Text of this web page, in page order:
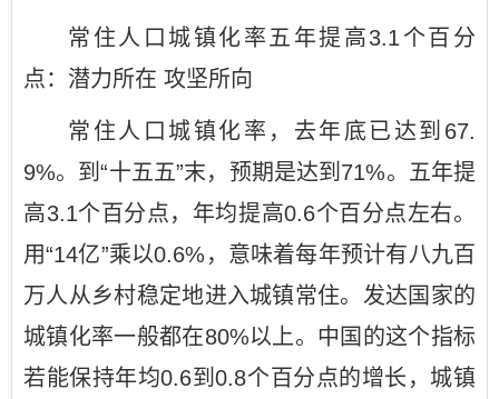
常住人口城镇化率五年提高3.1个百分
点：潜力所在 攻坚所向
常住人口城镇化率，去年底已达到67.
9%。到“十五五”末，预期是达到71%。五年提
高3.1个百分点，年均提高0.6个百分点左右。
用“14亿”乘以0.6%，意味着每年预计有八九百
万人从乡村稳定地进入城镇常住。发达国家的
城镇化率一般都在80%以上。中国的这个指标
若能保持年均0.6到0.8个百分点的增长，城镇